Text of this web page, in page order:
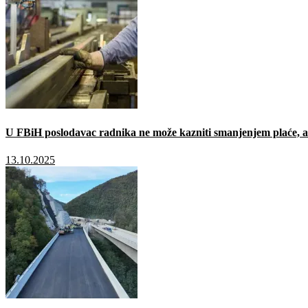
U FBiH poslodavac radnika ne može kazniti smanjenjem plaće,
13.10.2025